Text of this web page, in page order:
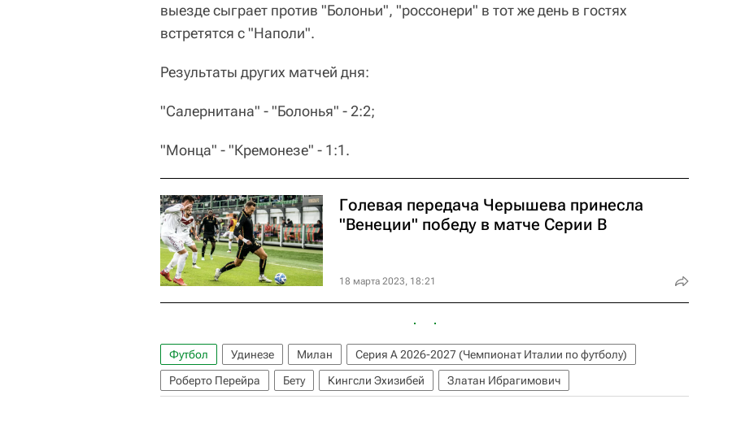
выезде сыграет против "Болоньи", "россонери" в тот же день в гостях
встретятся с "Наполи".
Результаты других матчей дня:
"Салернитана" - "Болонья" - 2:2;
"Монца" - "Кремонезе" - 1:1.
Голевая передача Черышева принесла
"Венеции" победу в матче Серии B
18 марта 2023, 18:21
Футбол Удинезе Милан
Серия А 2026-2027 (Чемпионат Италии по футболу)
Роберто Перейра
Бету Кингсли Эхизибей Златан Ибрагимович